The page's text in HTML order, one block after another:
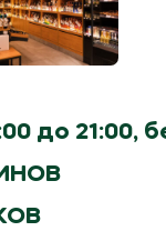
до 21:00,